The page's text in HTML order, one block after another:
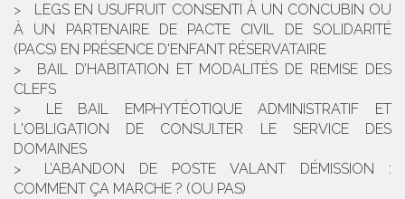
LEGS EN USUFRUIT CONSENTI À UN CONCUBIN OU
À UN PARTENAIRE DE PACTE CIVIL DE SOLIDARITÉ
(PACS) EN PRÉSENCE D'ENFANT RÉSERVATAIRE
BAIL D’HABITATION ET MODALITÉS DE REMISE DES
CLEFS
LE BAIL EMPHYTÉOTIQUE ADMINISTRATIF ET
L'OBLIGATION DE CONSULTER LE SERVICE DES
DOMAINES
L’ABANDON DE POSTE VALANT DÉMISSION :
COMMENT ÇA MARCHE ? (OU PAS)